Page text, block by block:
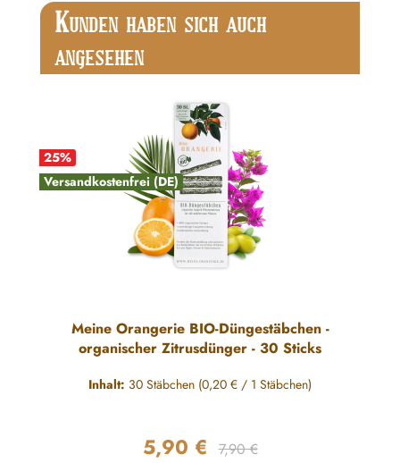
Produktgalerie überspringen
KUNDEN HABEN SICH AUCH
ANGESEHEN
25%
Versandkostenfrei (DE)
Meine Orangerie BIO-Düngestäbchen -
organischer Zitrusdünger - 30 Sticks
Inhalt: 30 Stäbchen (0,20 € / 1 Stäbchen)
Verkaufspreis:
5,90 € Regulärer Preis:
7,90 €